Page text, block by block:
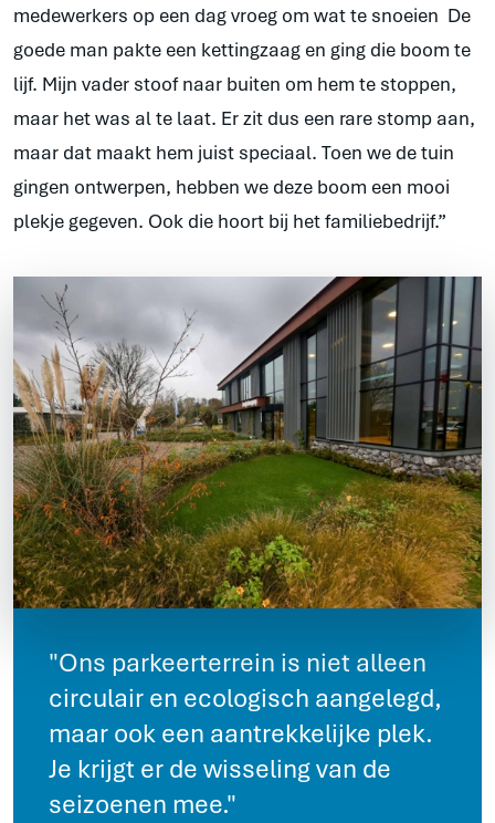
medewerkers op een dag vroeg om wat te snoeien De
goede man pakte een kettingzaag en ging die boom te
lijf. Mijn vader stoof naar buiten om hem te stoppen,
maar het was al te laat. Er zit dus een rare stomp aan,
maar dat maakt hem juist speciaal. Toen we de tuin
gingen ontwerpen, hebben we deze boom een mooi
plekje gegeven. Ook die hoort bij het familiebedrijf.”
"Ons parkeerterrein is niet alleen
circulair en ecologisch aangelegd,
maar ook een aantrekkelijke plek.
Je krijgt er de wisseling van de
seizoenen mee."